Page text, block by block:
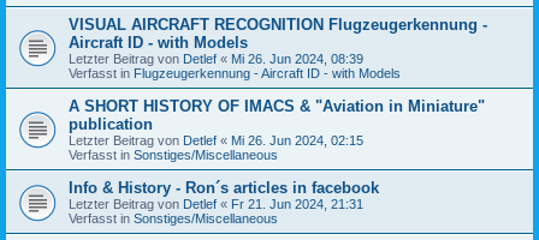
VISUAL AIRCRAFT RECOGNITION Flugzeugerkennung -
Aircraft ID - with Models
Letzter Beitrag von Detlef « Mi 26. Jun 2024, 08:39
Verfasst in Flugzeugerkennung - Aircraft ID - with Models
A SHORT HISTORY OF IMACS & "Aviation in Miniature"
publication
Letzter Beitrag von Detlef « Mi 26. Jun 2024, 02:15
Verfasst in Sonstiges/Miscellaneous
Info & History - Ron´s articles in facebook
Letzter Beitrag von Detlef « Fr 21. Jun 2024, 21:31
Verfasst in Sonstiges/Miscellaneous